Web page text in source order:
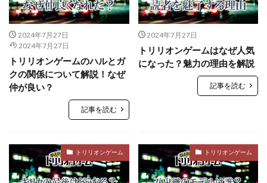
2024年7月27日
2024年7月27日
トリリオンゲームのハルとガ
クの関係について解説！なぜ
仲が良い？
記事を読む
2024年7月27日
トリリオンゲームはなぜ人気
になった？魅力の理由を解説
記事を読む
トリリオンゲーム トリリオンゲーム